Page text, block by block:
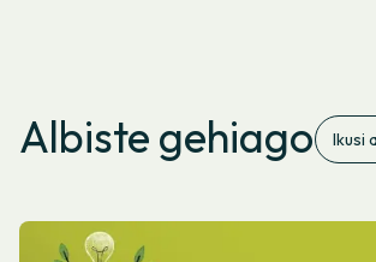
Albiste gehiago Ikusi